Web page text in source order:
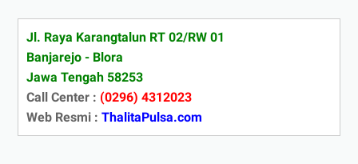
Jl. Raya Karangtalun RT 02/RW 01
Banjarejo - Blora
Jawa Tengah 58253
Call Center : (0296) 4312023
Web Resmi : ThalitaPulsa.com